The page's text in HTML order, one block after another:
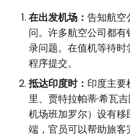
在出发机场： 告知航空
问。许多航空公司都
录问题。在值机等待
程序提交。
抵达印度时： 印度主要
里、贾特拉帕蒂·希瓦
机场班加罗尔）设有
端，官员可以帮助旅客